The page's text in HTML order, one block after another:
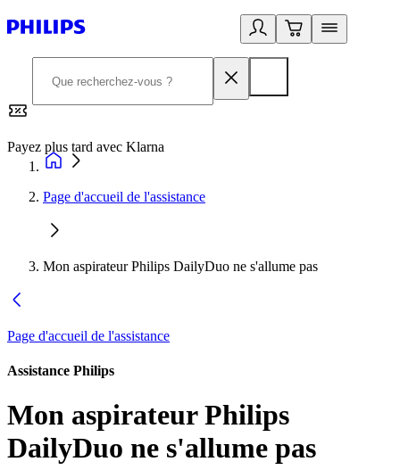
Payez plus tard avec Klarna
Page d'accueil de l'assistance
Mon aspirateur Philips DailyDuo ne s'allume pas
Page d'accueil de l'assistance
Assistance Philips
Mon aspirateur Philips
DailyDuo ne s'allume pas